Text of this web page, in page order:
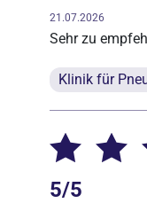
21.07.2026
Sehr zu
Klinik für
5/5